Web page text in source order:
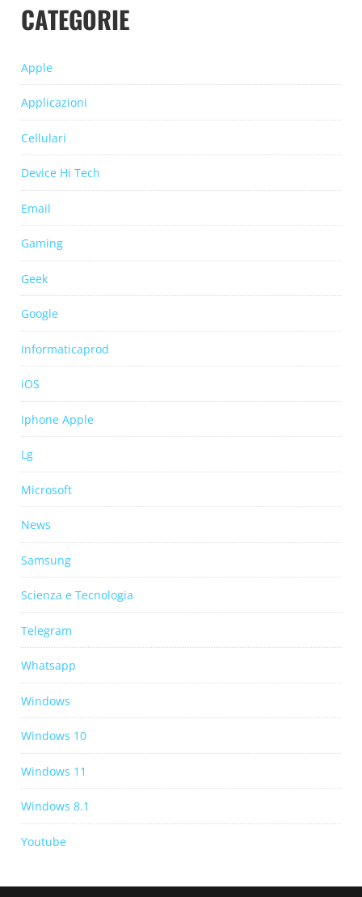
CATEGORIE
Apple
Applicazioni
Cellulari
Device Hi Tech
Email
Gaming
Geek
Google
Informaticaprod
iOS
Iphone Apple
Lg
Microsoft
News
Samsung
Scienza e Tecnologia
Telegram
Whatsapp
Windows
Windows 10
Windows 11
Windows 8.1
Youtube